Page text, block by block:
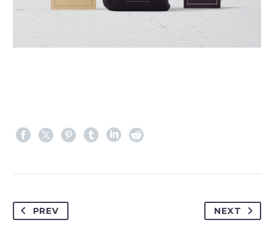
PREV NEXT